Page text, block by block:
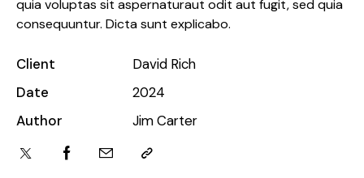
quia voluptas sit aspernaturaut odit aut fugit, sed quia
consequuntur. Dicta sunt explicabo.
Client
David Rich
Date
2024
Author
Jim Carter